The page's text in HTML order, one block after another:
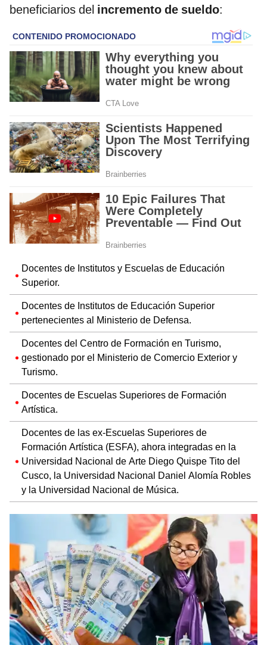
beneficiarios del incremento de sueldo:
Docentes de Institutos y Escuelas de Educación
Superior.
Docentes de Institutos de Educación Superior
pertenecientes al Ministerio de Defensa.
Docentes del Centro de Formación en Turismo,
gestionado por el Ministerio de Comercio Exterior y
Turismo.
Docentes de Escuelas Superiores de Formación
Artística.
Docentes de las ex-Escuelas Superiores de
Formación Artística (ESFA), ahora integradas en la
Universidad Nacional de Arte Diego Quispe Tito del
Cusco, la Universidad Nacional Daniel Alomía Robles
y la Universidad Nacional de Música.